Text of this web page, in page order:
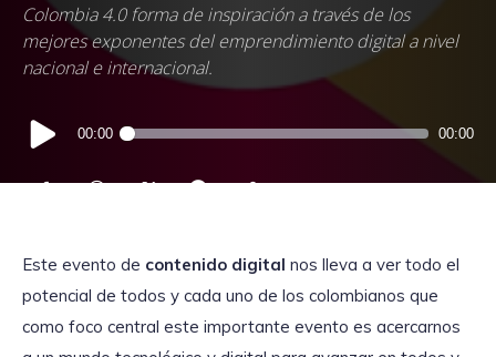
Colombia 4.0 forma de inspiración a través de los
mejores exponentes del emprendimiento digital a nivel
nacional e internacional.
Reproductor
de
00:00 00:00
Este evento de contenido digital nos lleva a ver todo el
potencial de todos y cada uno de los colombianos que
como foco central este importante evento es acercarnos